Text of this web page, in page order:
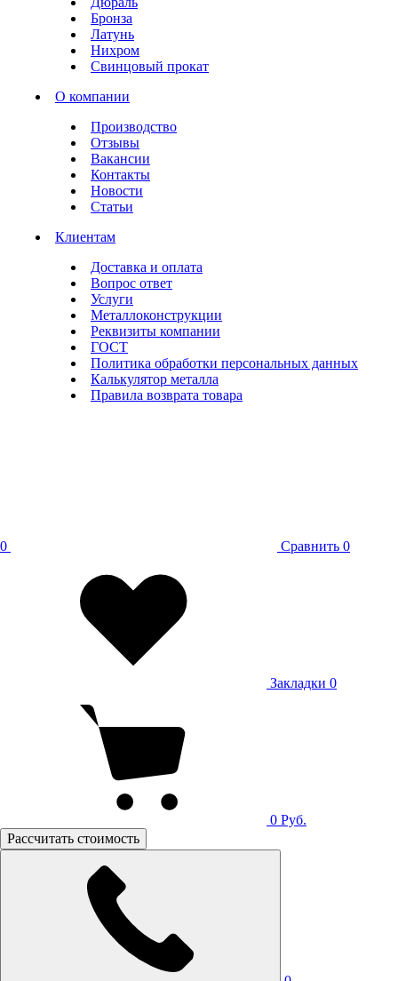
Бронза
Латунь
Нихром
Свинцовый прокат
О компании
Производство
Отзывы
Вакансии
Контакты
Новости
Статьи
Клиентам
Доставка и оплата
Вопрос ответ
Услуги
Металлоконструкции
Реквизиты компании
ГОСТ
Политика обработки персональных данных
Калькулятор металла
Правила возврата товара
0 Сравнить 0
Закладки 0
0 Руб.
Рассчитать стоимость